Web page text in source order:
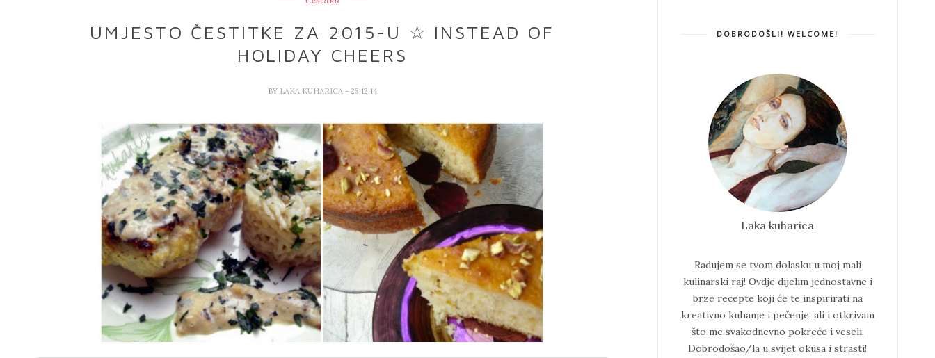
UMJESTO ČESTITKE ZA 2015-U ☆ INSTEAD OF
HOLIDAY CHEERS
BY LAKA KUHARICA - 23.12.14
DOBRODOŠLI! WELCOME!
Laka kuharica
Radujem se tvom dolasku u moj mali
kulinarski raj! Ovdje dijelim jednostavne i
brze recepte koji će te inspirirati na
kreativno kuhanje i pečenje, ali i otkrivam
što me svakodnevno pokreće i veseli.
Dobrodošao/la u svijet okusa i strasti!